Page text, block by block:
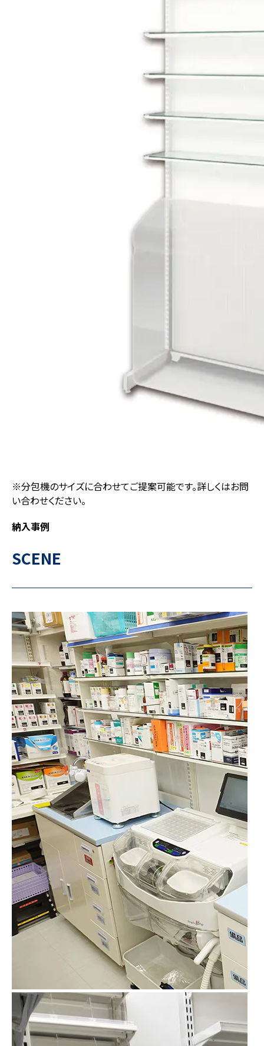
※分包機のサイズに合わせてご提案可能です。詳しくはお問
い合わせください。
納入事例
SCENE